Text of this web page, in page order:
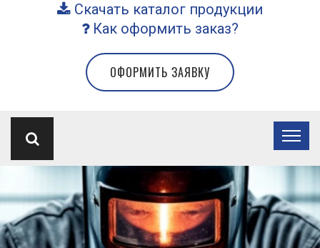
Скачать каталог продукции
Как оформить заказ?
ОФОРМИТЬ ЗАЯВКУ